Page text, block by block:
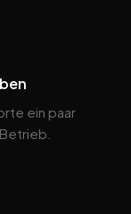
ein paar